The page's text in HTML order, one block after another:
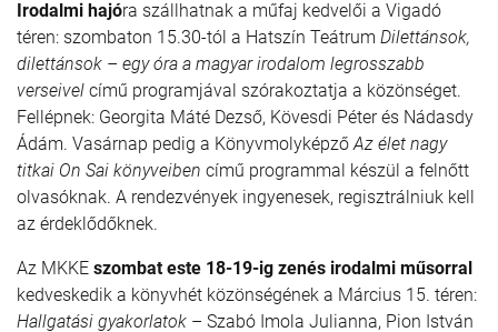
Irodalmi hajóra szállhatnak a műfaj kedvelői a Vigadó
téren: szombaton 15.30-tól a Hatszín Teátrum Dilettánsok,
dilettánsok – egy óra a magyar irodalom legrosszabb
verseivel című programjával szórakoztatja a közönséget.
Fellépnek: Georgita Máté Dezső, Kövesdi Péter és Nádasdy
Ádám. Vasárnap pedig a KönyvmolyképzőAz élet nagy
titkai On Sai könyveiben című programmal készül a felnőtt
olvasóknak. A rendezvények ingyenesek, regisztrálniuk kell
az érdeklődőknek.
Az MKKE szombat este 18-19-ig zenés irodalmi műsorral
kedveskedik a könyvhét közönségének a Március 15. téren:
Hallgatási gyakorlatok – Szabó Imola Julianna, Pion István